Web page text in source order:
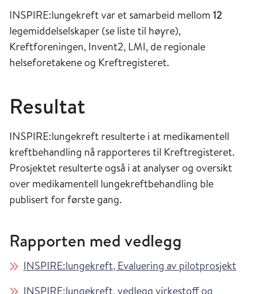
INSPIRE:lungekreft var et samarbeid mellom 12
legemiddelselskaper (se liste til høyre),
Kreftforeningen, Invent2, LMI, de regionale
helseforetakene og Kreftregisteret.
Resultat
INSPIRE:lungekreft resulterte i at medikamentell
kreftbehandling nå rapporteres til Kreftregisteret.
Prosjektet resulterte også i at analyser og oversikt
over medikamentell lungekreftbehandling ble
publisert for første gang.
Rapporten med vedlegg
INSPIRE:lungekreft, Evaluering av pilotprosjekt
INSPIRE:lungekreft, vedlegg virkestoff og